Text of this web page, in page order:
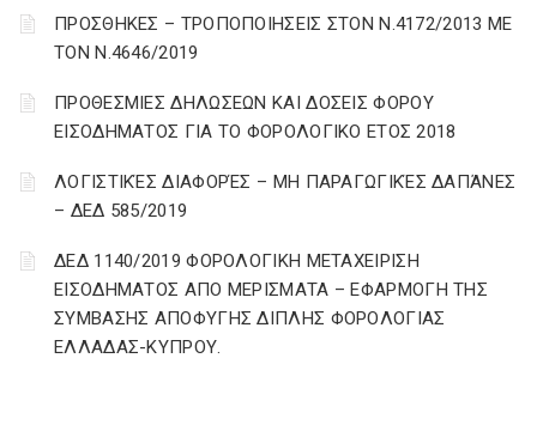
ΠΡΟΣΘΗΚΕΣ – ΤΡΟΠΟΠΟΙΗΣΕΙΣ ΣΤΟΝ Ν.4172/2013 ΜΕ
ΤΟΝ Ν.4646/2019
ΠΡΟΘΕΣΜΙΕΣ ΔΗΛΩΣΕΩΝ ΚΑΙ ΔΟΣΕΙΣ ΦΟΡΟΥ
ΕΙΣΟΔΗΜΑΤΟΣ ΓΙΑ ΤΟ ΦΟΡΟΛΟΓΙΚΟ ΕΤΟΣ 2018
ΛΟΓΙΣΤΙΚΈΣ ΔΙΑΦΟΡΈΣ – ΜΗ ΠΑΡΑΓΩΓΙΚΈΣ ΔΑΠΆΝΕΣ
– ΔΕΔ 585/2019
ΔΕΔ 1140/2019 ΦΟΡΟΛΟΓΙΚΗ ΜΕΤΑΧΕΙΡΙΣΗ
ΕΙΣΟΔΗΜΑΤΟΣ ΑΠΟ ΜΕΡΙΣΜΑΤΑ – ΕΦΑΡΜΟΓΗ ΤΗΣ
ΣΥΜΒΑΣΗΣ ΑΠΟΦΥΓΗΣ ΔΙΠΛΗΣ ΦΟΡΟΛΟΓΙΑΣ
ΕΛΛΑΔΑΣ-ΚΥΠΡΟΥ.